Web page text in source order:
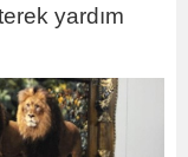
yardım